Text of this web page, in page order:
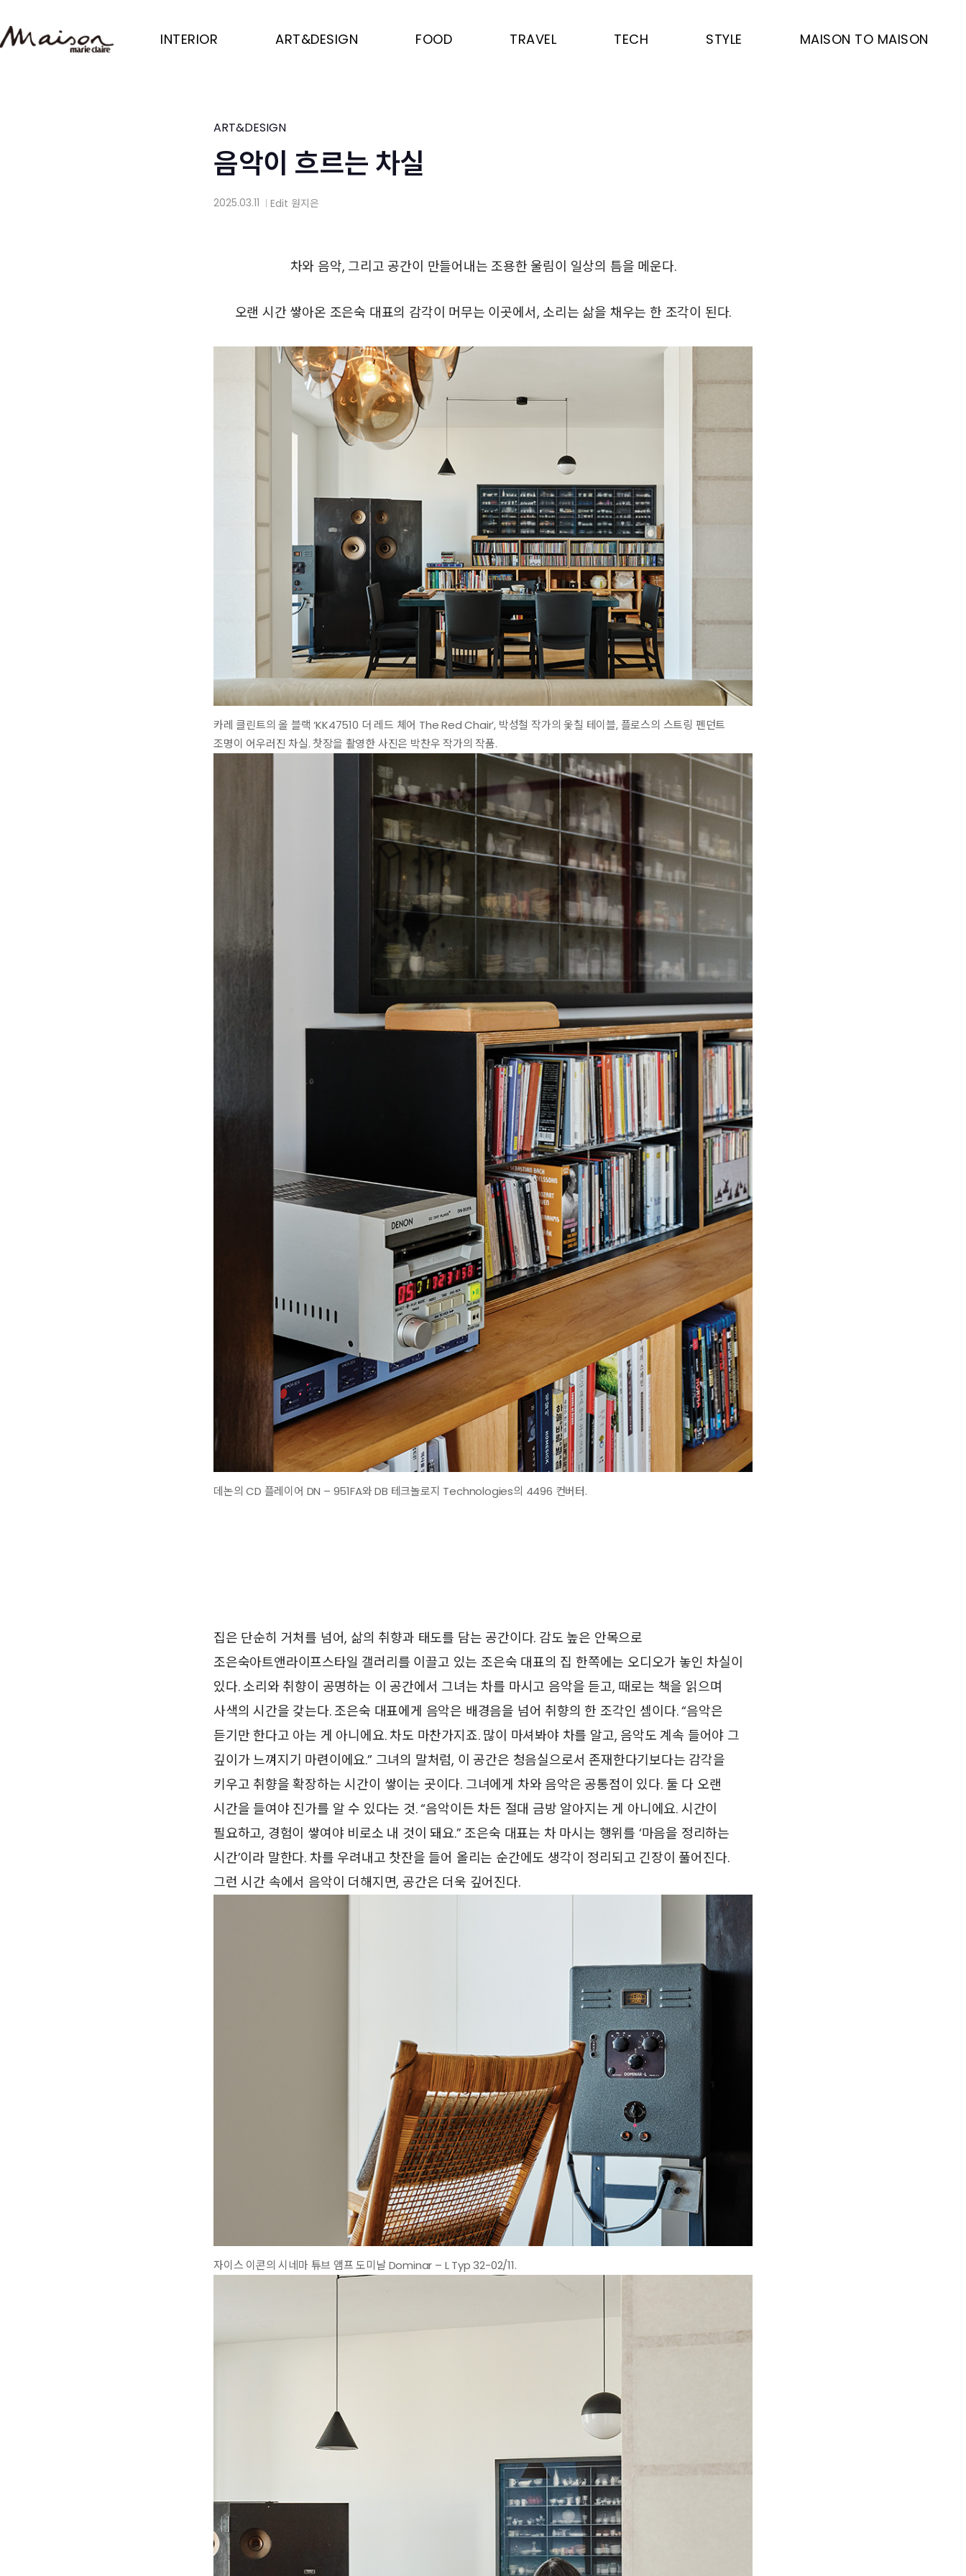
to
main
INTERIOR ART&DESIGN FOOD TRAVEL TECH STYLE MAISON TO MAISON
ART&DESIGN
음악이 흐르는 차실
2025.03.11 Edit 원지은
차와 음악, 그리고 공간이 만들어내는 조용한 울림이 일상의 틈을 메운다.
오랜 시간 쌓아온 조은숙 대표의 감각이 머무는 이곳에서, 소리는 삶을 채우는 한 조각이 된다.
카레 클린트의 올 블랙 ‘KK47510 더 레드 체어 The Red Chair’, 박성철 작가의 옻칠 테이블, 플로스의 스트링 펜던트
조명이 어우러진 차실. 찻장을 촬영한 사진은 박찬우 작가의 작품.
데논의 CD 플레이어 DN – 951FA와 DB 테크놀로지 Technologies의 4496 컨버터.
집은 단순히 거처를 넘어, 삶의 취향과 태도를 담는 공간이다. 감도 높은 안목으로
조은숙아트앤라이프스타일 갤러리를 이끌고 있는 조은숙 대표의 집 한쪽에는 오디오가 놓인 차실이
있다. 소리와 취향이 공명하는 이 공간에서 그녀는 차를 마시고 음악을 듣고, 때로는 책을 읽으며
사색의 시간을 갖는다. 조은숙 대표에게 음악은 배경음을 넘어 취향의 한 조각인 셈이다. “음악은
듣기만 한다고 아는 게 아니에요. 차도 마찬가지죠. 많이 마셔봐야 차를 알고, 음악도 계속 들어야 그
깊이가 느껴지기 마련이에요.” 그녀의 말처럼, 이 공간은 청음실으로서 존재한다기보다는 감각을
키우고 취향을 확장하는 시간이 쌓이는 곳이다. 그녀에게 차와 음악은 공통점이 있다. 둘 다 오랜
시간을 들여야 진가를 알 수 있다는 것. “음악이든 차든 절대 금방 알아지는 게 아니에요. 시간이
필요하고, 경험이 쌓여야 비로소 내 것이 돼요.” 조은숙 대표는 차 마시는 행위를 ‘마음을 정리하는
시간’이라 말한다. 차를 우려내고 찻잔을 들어 올리는 순간에도 생각이 정리되고 긴장이 풀어진다.
그런 시간 속에서 음악이 더해지면, 공간은 더욱 깊어진다.
자이스 이콘의 시네마 튜브 앰프 도미날 Dominar – L Typ 32-02/11.